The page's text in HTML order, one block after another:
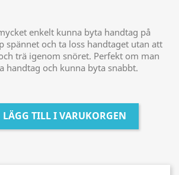
enkelt kunna byta handtag på
spännet och ta loss handtaget utan att
trä igenom snöret. Perfekt om man
handtag och kunna byta snabbt.
LÄGG TILL I VARUKORGEN